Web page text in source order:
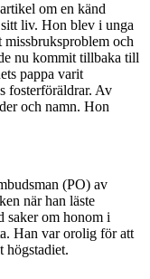
om en känd
liv. Hon blev i unga
missbruksproblem och
nu kommit tillbaka till
pappa varit
fosterföräldrar. Av
och namn. Hon
(PO) av
när han läste
saker om honom i
Han var orolig för att
högstadiet.